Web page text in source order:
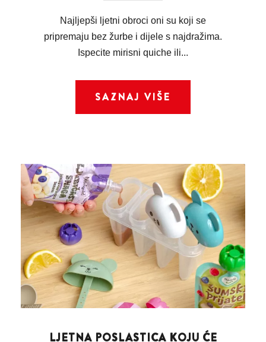
Najljepši ljetni obroci oni su koji se
pripremaju bez žurbe i dijele s najdražima.
Ispecite mirisni quiche ili...
SAZNAJ VIŠE
LJETNA POSLASTICA KOJU ĆE